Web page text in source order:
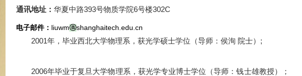
通讯地址： 华夏中路393号物质学院6号楼302C
电子邮件： liuwmⓐshanghaitech.edu.cn
2001年，毕业西北大学物理系，获光学硕士学位（导师：
2006年毕业于复旦大学物理系，获光学专业博士学位（导师：钱